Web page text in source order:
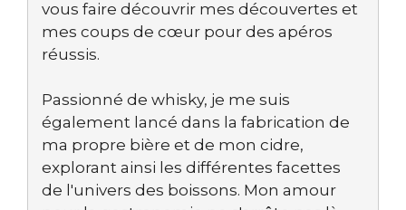
vous faire découvrir mes découvertes et
mes coups de cœur pour des apéros
réussis.
Passionné de whisky, je me suis
également lancé dans la fabrication de
ma propre bière et de mon cidre,
explorant ainsi les différentes facettes
de l'univers des boissons. Mon amour